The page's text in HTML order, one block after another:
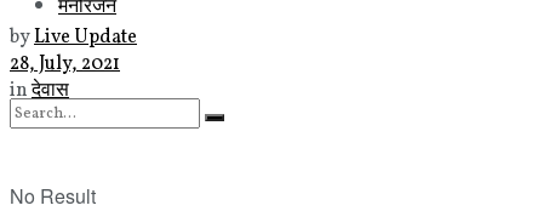
No Result
byLive Update
28, July, 2021
inदेवास